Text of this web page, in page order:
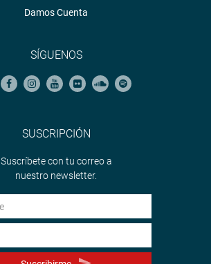
Damos Cuenta
SÍGUENOS
SUSCRIPCIÓN
Suscríbete con tu correo a
nuestro newsletter.